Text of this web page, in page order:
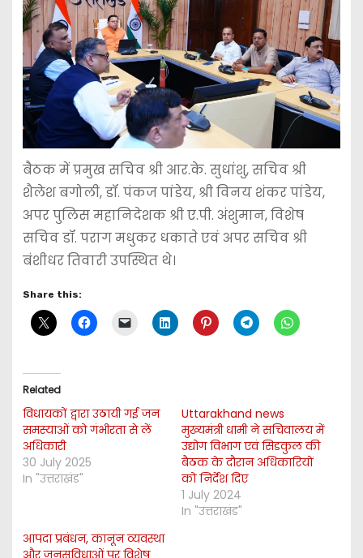
बैठक में प्रमुख सचिव श्री आर.के. सुधांशु, सचिव श्री
शैलेश बगोली, डॉ. पंकज पांडेय, श्री विनय शंकर पांडेय,
अपर पुलिस महानिदेशक श्री ए.पी. अंशुमान, विशेष
सचिव डॉ. पराग मधुकर धकाते एवं अपर सचिव श्री
बंशीधर तिवारी उपस्थित थे।
Share this:
Related
विधायकों द्वारा उठायी गई जन
समस्याओं को गंभीरता से लें
अधिकारी
30 July 2025
In "उत्तराखंड"
Uttarakhand news
मुख्यमंत्री धामी ने सचिवालय में
उद्योग विभाग एवं सिडकुल की
बैठक के दौरान अधिकारियों
को निर्देश दिए
1 July 2024
In "उत्तराखंड"
आपदा प्रबंधन, कानून व्यवस्था